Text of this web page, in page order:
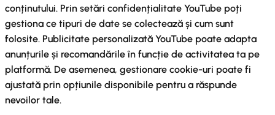
conținutului. Prin setări confidențialitate YouTube poți
gestiona ce tipuri de date se colectează și cum sunt
folosite. Publicitate personalizată YouTube poate adapta
anunțurile și recomandările în funcție de activitatea ta pe
platformă. De asemenea, gestionare cookie-uri poate fi
ajustată prin opțiunile disponibile pentru a răspunde
nevoilor tale.